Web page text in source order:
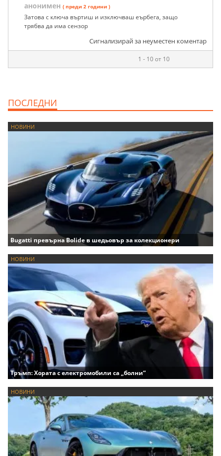
анонимен ( преди 2 години )
Затова с ключа въртиш и изключваш еърбега, защо
трябва да има сензор
Сигнализирай за неуместен коментар
1 - 10 от 10
ПОСЛЕДНИ
НОВИНИ
Bugatti превърна Bolide в шедьовър за колекционери
НОВИНИ
Тръмп: Хората с електромобили са „болни“
НОВИНИ